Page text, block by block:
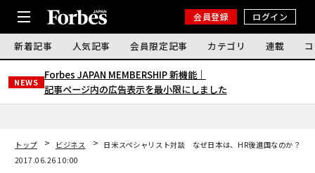
会員登録 ログイン
新着記事 人気記事 会員限定記事 カテゴリ 連載
NEWS
Forbes JAPAN MEMBERSHIP 新機能｜
記事ページ内の広告表示を最小限にしました
トップ ビジネス
日米スペシャリスト対談 なぜ日本は、HR後進国なのか？
2017.06.26 10:00